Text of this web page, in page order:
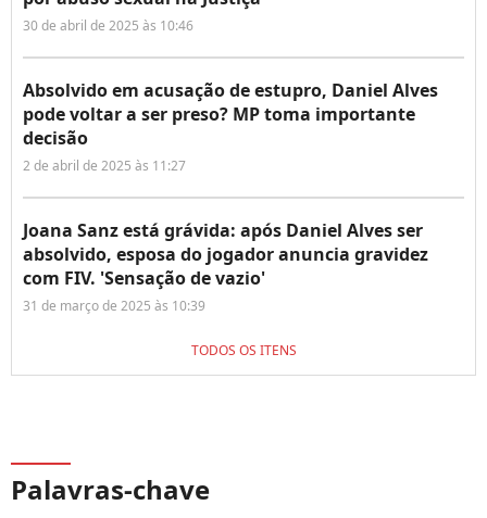
30 de abril de 2025 às 10:46
Absolvido em acusação de estupro, Daniel Alves
pode voltar a ser preso? MP toma importante
decisão
2 de abril de 2025 às 11:27
Joana Sanz está grávida: após Daniel Alves ser
absolvido, esposa do jogador anuncia gravidez
com FIV. 'Sensação de vazio'
31 de março de 2025 às 10:39
TODOS OS ITENS
Palavras-chave